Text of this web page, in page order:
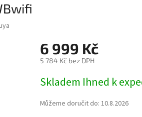
6 999 Kč
5 784 Kč bez DPH
cena:
Skladem Ihned k
Můžeme doručit do: 10.8.2026